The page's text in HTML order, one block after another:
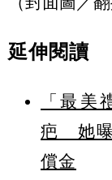
延伸閱讀
「最美
疤 她曝
償金